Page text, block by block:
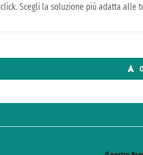
Scegli la soluzione più adatta alle